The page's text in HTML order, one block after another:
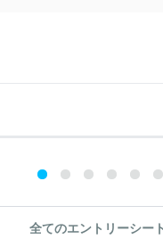
全てのエントリーシー